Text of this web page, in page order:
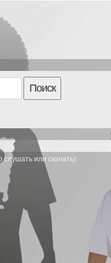
Поиск
или скачать):